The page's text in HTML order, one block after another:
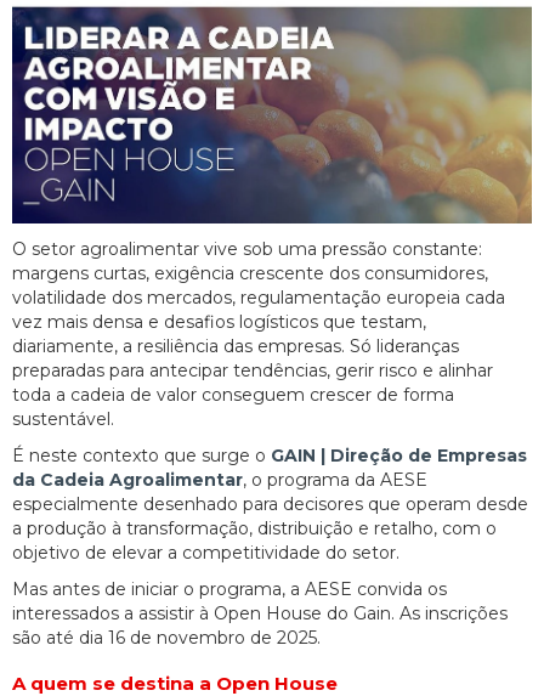
O setor agroalimentar vive sob uma pressão constante:
margens curtas, exigência crescente dos consumidores,
volatilidade dos mercados, regulamentação europeia cada
vez mais densa e desafios logísticos que testam,
diariamente, a resiliência das empresas. Só lideranças
preparadas para antecipar tendências, gerir risco e alinhar
toda a cadeia de valor conseguem crescer de forma
sustentável.
É neste contexto que surge o GAIN | Direção de Empresas
da Cadeia Agroalimentar, o programa da AESE
especialmente desenhado para decisores que operam desde
a produção à transformação, distribuição e retalho, com o
objetivo de elevar a competitividade do setor.
Mas antes de iniciar o programa, a AESE convida os
interessados a assistir à Open House do Gain. As inscrições
são até dia 16 de novembro de 2025.
A quem se destina a Open House